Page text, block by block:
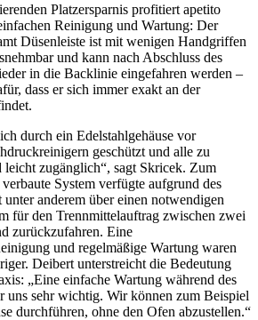
Platzersparnis profitiert apetito
Reinigung und Wartung: Der
Düsenleiste ist mit wenigen Handgriffen
und kann nach Abschluss des
in die Backlinie eingefahren werden –
dass er sich immer exakt an der
durch ein Edelstahlgehäuse vor
geschützt und alle zu
leicht zugänglich“, sagt Skricek. Zum
System verfügte aufgrund des
anderem über einen notwendigen
für den Trennmittelauftrag zwischen zwei
zurückzufahren. Eine
und regelmäßige Wartung waren
Deibert unterstreicht die Bedeutung
„Eine einfache Wartung während des
uns sehr wichtig. Wir können zum Beispiel
durchführen, ohne den Ofen abzustellen.“